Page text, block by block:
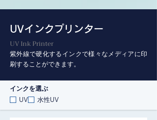
UVインクプリンター
UV Ink Printer
紫外線で硬化するインクで様々なメディアに印
刷することができます。
インクを選ぶ
UV
水性UV